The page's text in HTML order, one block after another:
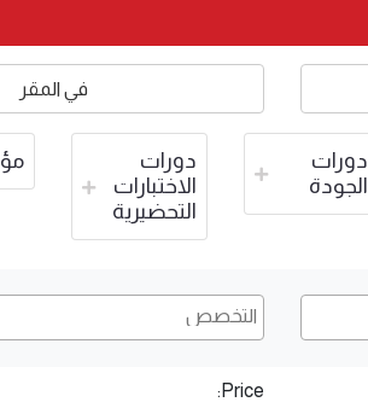
في المقر
دورات
الجودة
دورات
الاختبارات
التحضيرية
Price: